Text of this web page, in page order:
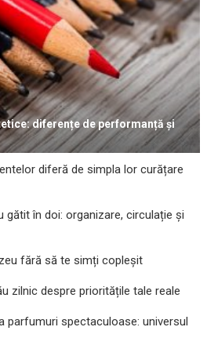
diferențe de performanță și
diferă de simpla lor curățare
gătit în doi: organizare, circulație și
fără să te simți copleșit
zilnic despre prioritățile tale reale
parfumuri spectaculoase: universul